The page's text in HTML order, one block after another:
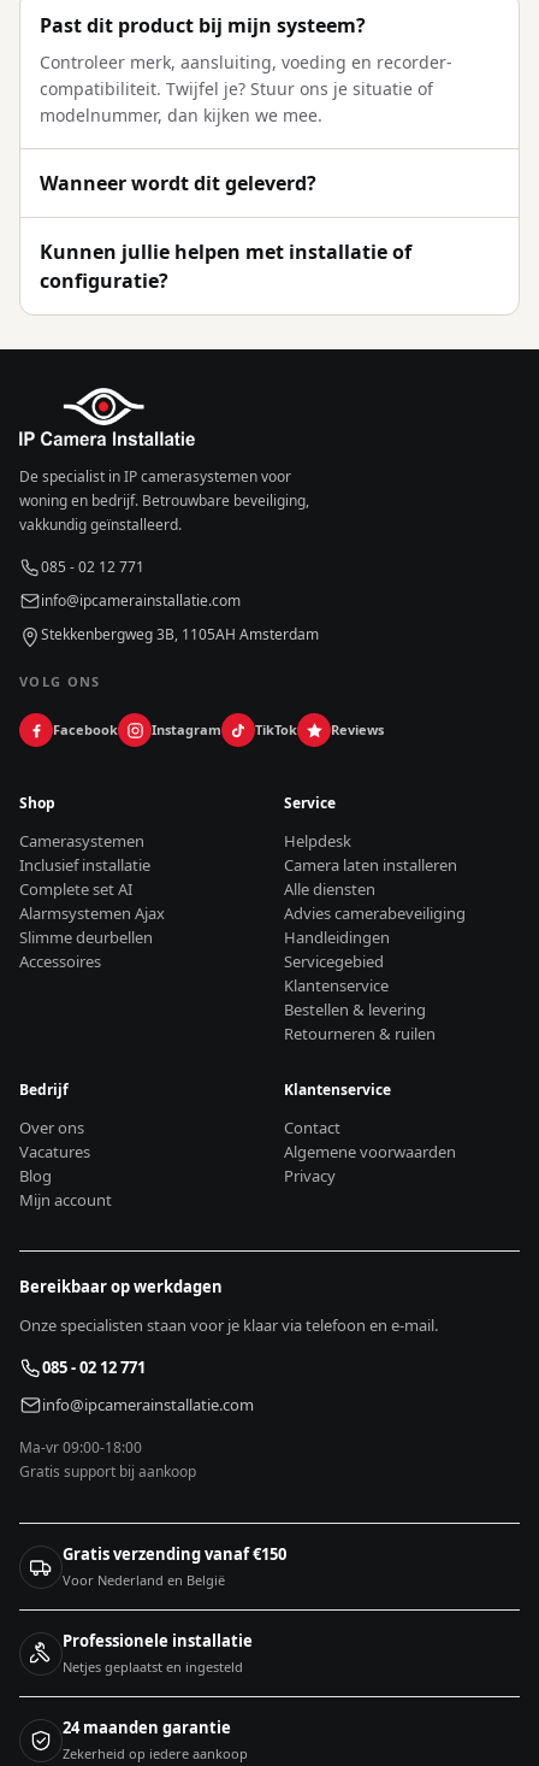
Past dit product bij mijn systeem?
Controleer merk, aansluiting, voeding en recorder-
compatibiliteit. Twijfel je? Stuur ons je situatie of
modelnummer, dan kijken we mee.
Wanneer wordt dit geleverd?
Kunnen jullie helpen met installatie of
configuratie?
De specialist in IP camerasystemen voor
woning en bedrijf. Betrouwbare beveiliging,
vakkundig geïnstalleerd.
085 - 02 12 771
info@ipcamerainstallatie.com
Stekkenbergweg 3B, 1105AH Amsterdam
VOLG ONS
Facebook Instagram TikTok Reviews
Shop
Camerasystemen
Inclusief installatie
Complete set AI
Alarmsystemen Ajax
Slimme deurbellen
Accessoires
Service
Helpdesk
Camera laten installeren
Alle diensten
Advies camerabeveiliging
Handleidingen
Servicegebied
Klantenservice
Bestellen & levering
Retourneren & ruilen
Bedrijf
Over ons
Vacatures
Blog
Mijn account
Klantenservice
Contact
Algemene voorwaarden
Privacy
Bereikbaar op werkdagen
Onze specialisten staan voor je klaar via telefoon en e-mail.
085 - 02 12 771
info@ipcamerainstallatie.com
Ma-vr 09:00-18:00
Gratis support bij aankoop
Gratis verzending vanaf €150
Voor Nederland en België
Professionele installatie
Netjes geplaatst en ingesteld
24 maanden garantie
Zekerheid op iedere aankoop